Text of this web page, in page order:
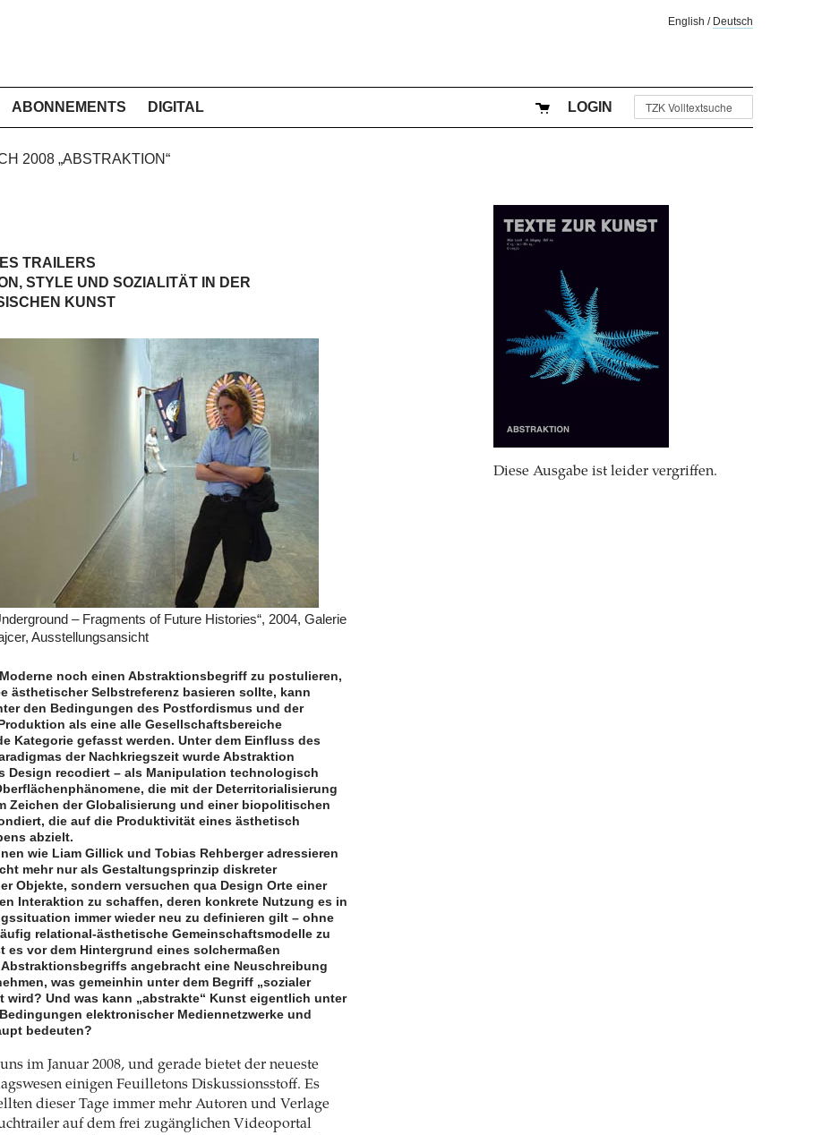
English / Deutsch
ABONNEMENTS DIGITAL LOGIN
2008 „ABSTRAKTION“
TRAILERS
STYLE UND SOZIALITÄT IN DER
KUNST
– Fragments of Future Histories“, 2004, Galerie
Ausstellungsansicht
noch einen Abstraktionsbegriff zu postulieren,
ästhetischer Selbstreferenz basieren sollte, kann
den Bedingungen des Postfordismus und der
als eine alle Gesellschaftsbereiche
Kategorie gefasst werden. Unter dem Einfluss des
der Nachkriegszeit wurde Abstraktion
Design recodiert – als Manipulation technologisch
die mit der Deterritorialisierung
Zeichen der Globalisierung und einer biopolitischen
die auf die Produktivität eines ästhetisch
abzielt.
wie Liam Gillick und Tobias Rehberger adressieren
mehr nur als Gestaltungsprinzip diskreter
Objekte, sondern versuchen qua Design Orte einer
Interaktion zu schaffen, deren konkrete Nutzung es in
immer wieder neu zu definieren gilt – ohne
relational-ästhetische Gemeinschaftsmodelle zu
es vor dem Hintergrund eines solchermaßen
angebracht eine Neuschreibung
was gemeinhin unter dem Begriff „sozialer
wird? Und was kann „abstrakte“ Kunst eigentlich unter
elektronischer Mediennetzwerke und
bedeuten?
im Januar 2008, und gerade bietet der neueste
einigen Feuilletons Diskussionsstoff. Es
dieser Tage immer mehr Autoren und Verlage
auf dem frei zugänglichen Videoportal
Diese Ausgabe ist leider vergriffen.